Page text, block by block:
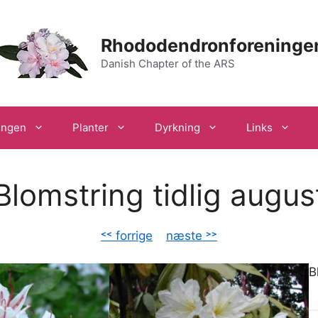
Danish Chapter of the ARS
Planter Dyrkning Links
tidlig
˂˂ forrige næste ˃˃